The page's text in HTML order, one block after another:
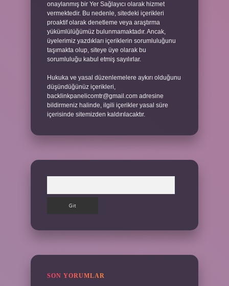
onaylanmış bir Yer Sağlayıcı olarak hizmet
vermektedir. Bu nedenle, sitedeki içerikleri
proaktif olarak denetleme veya araştırma
yükümlülüğümüz bulunmamaktadır. Ancak,
üyelerimiz yazdıkları içeriklerin sorumluluğunu
taşımakta olup, siteye üye olarak bu
sorumluluğu kabul etmiş sayılırlar.
Hukuka ve yasal düzenlemelere aykırı olduğunu
düşündüğünüz içerikleri,
backlinkpanelicomtr@gmail.com adresine
bildirmeniz halinde, ilgili içerikler yasal süre
içerisinde sitemizden kaldırılacaktır.
SON YORUMLAR